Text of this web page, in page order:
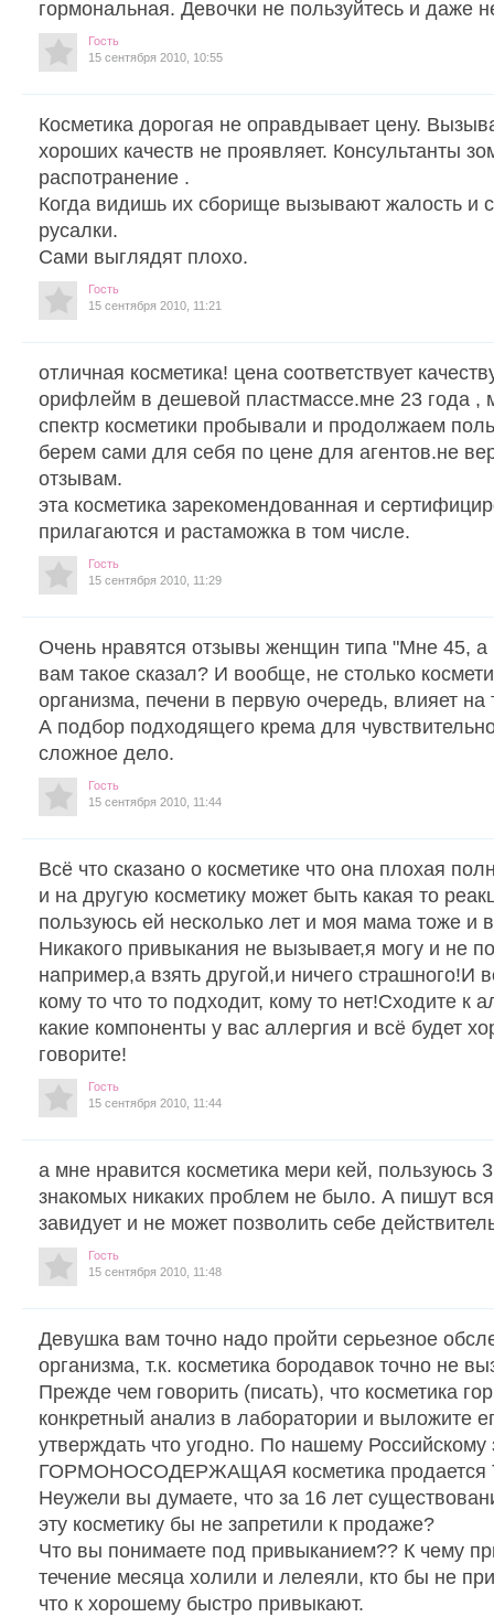
гормональная. Девочки не пользуйтесь и даже
Гость
15 сентября 2010, 10:55
Косметика дорогая не оправдывает цену.
хороших качеств не проявляет. Консультанты
распотранение .
Когда видишь их сборище вызывают жалость и
русалки.
Сами выглядят плохо.
Гость
15 сентября 2010, 11:21
отличная косметика! цена соответствует
орифлейм в дешевой пластмассе.мне 23 года ,
спектр косметики пробывали и продолжаем
берем сами для себя по цене для агентов.не
отзывам.
эта косметика зарекомендованная и
прилагаются и растаможка в том числе.
Гость
15 сентября 2010, 11:29
Очень нравятся отзывы женщин типа "Мне 45, а
вам такое сказал? И вообще, не столько
организма, печени в первую очередь, влияет на
А подбор подходящего крема для
сложное дело.
Гость
15 сентября 2010, 11:44
Всё что сказано о косметике что она плохая
и на другую косметику может быть какая то
пользуюсь ей несколько лет и моя мама тоже и
Никакого привыкания не вызывает,я могу и не
например,а взять другой,и ничего
кому то что то подходит, кому то нет!Сходите к
какие компоненты у вас аллергия и всё будет
говорите!
Гость
15 сентября 2010, 11:44
а мне нравится косметика мери кей, пользуюсь
знакомых никаких проблем не было. А пишут
завидует и не может позволить себе
Гость
15 сентября 2010, 11:48
Девушка вам точно надо пройти серьезное
организма, т.к. косметика бородавок точно не
Прежде чем говорить (писать), что косметика
конкретный анализ в лаборатории и выложите
утверждать что угодно. По нашему
ГОРМОНОСОДЕРЖАЩАЯ косметика
Неужели вы думаете, что за 16 лет
эту косметику бы не запретили к продаже?
Что вы понимаете под привыканием?? К чему
течение месяца холили и лелеяли, кто бы не
что к хорошему быстро привыкают.